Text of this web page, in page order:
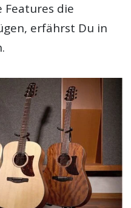
Features die
erfährst Du in